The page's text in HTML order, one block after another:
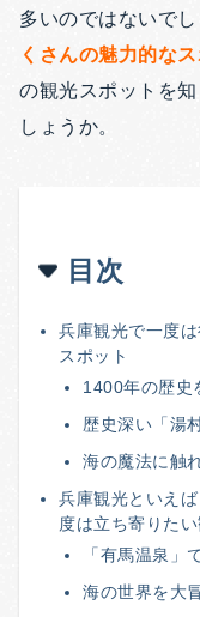
多いのではないでし
くさんの魅力的な
の観光スポットを
しょうか。
目次
兵庫観光で一度
スポット
1400年の歴史
歴史深い「湯
海の魔法に触
兵庫観光といえ
度は立ち寄りた
「有馬温泉」
海の世界を大